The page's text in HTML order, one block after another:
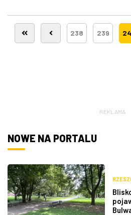
238 239
REKLAMA
NOWE NA PORTALU